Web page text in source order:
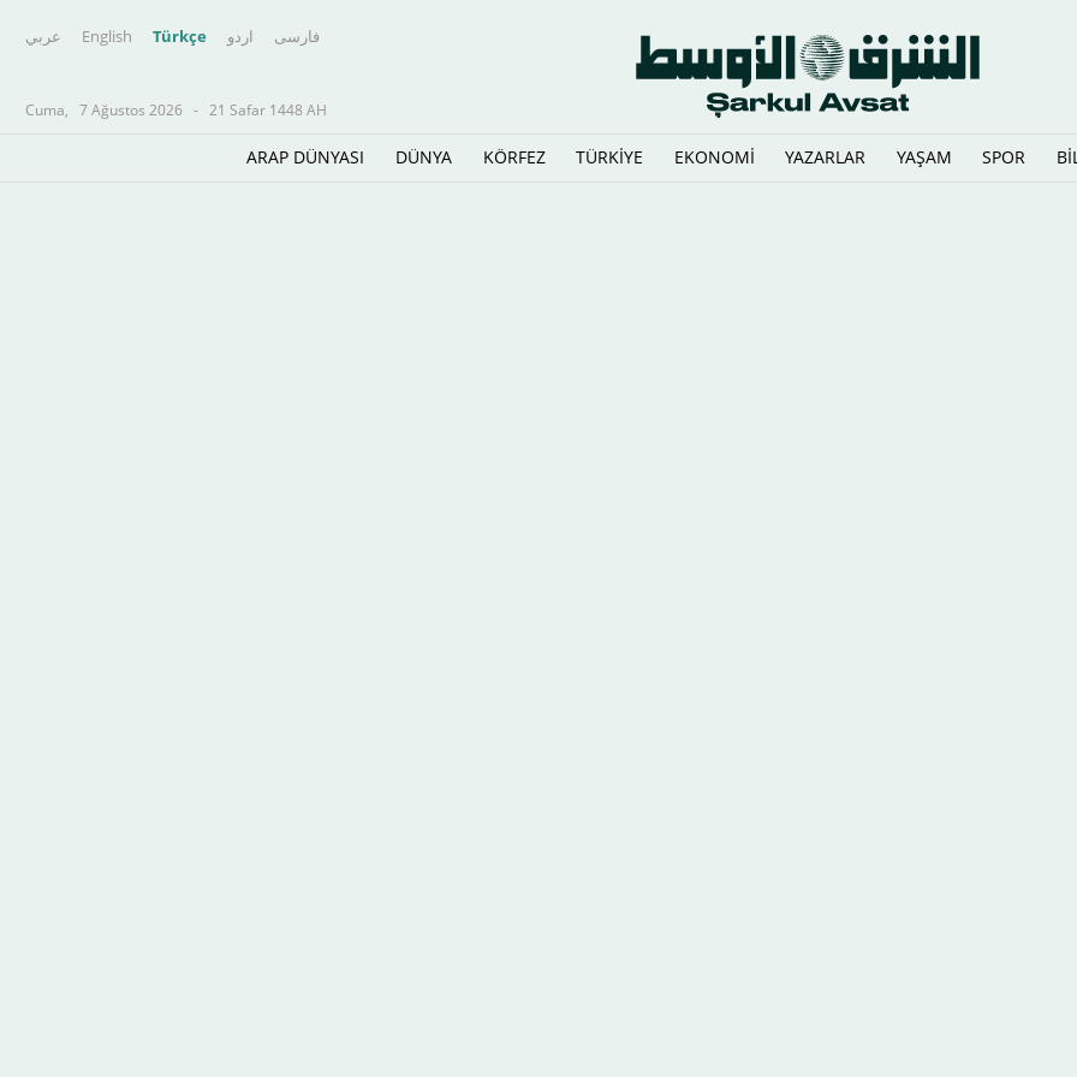
عربي English Türkçe اردو فارسى
Cuma, 7 Ağustos 2026 - 21 Safar 1448 AH
ARAP DÜNYASI DÜNYA KÖRFEZ TÜRKİYE EKONOMİ YAZARLAR YAŞAM SPOR